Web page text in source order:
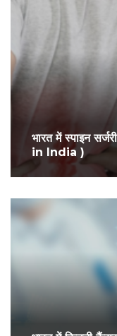
भारत में स्पाइन
in India )